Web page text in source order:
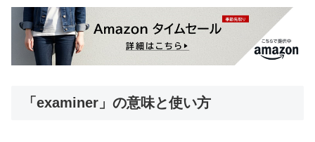
「examiner」の意味と使い方